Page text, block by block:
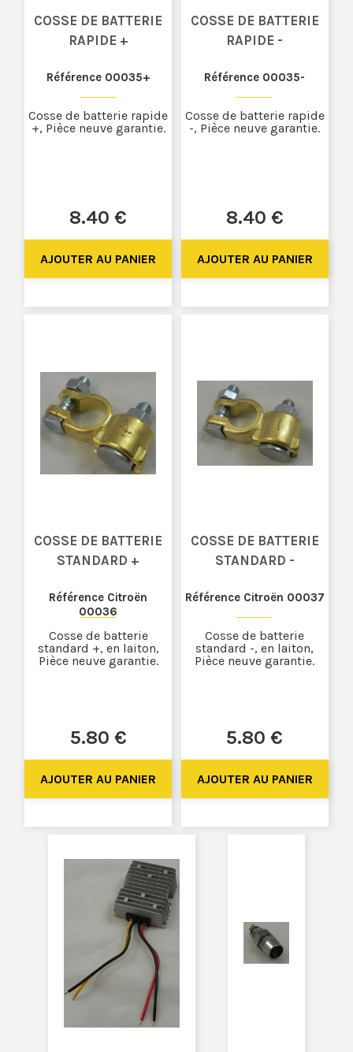
COSSE DE BATTERIE
RAPIDE +
Référence 00035+
8.40 €
Cosse de batterie rapide
+, Pièce neuve garantie.
COSSE DE BATTERIE
RAPIDE -
Référence 00035-
8.40 €
Cosse de batterie rapide
-, Pièce neuve garantie.
COSSE DE BATTERIE
STANDARD +
Référence Citroën
00036
5.80 €
Cosse de batterie
standard +, en laiton,
Pièce neuve garantie.
COSSE DE BATTERIE
STANDARD -
Référence Citroën 00037
5.80 €
Cosse de batterie
standard -, en laiton,
Pièce neuve garantie.